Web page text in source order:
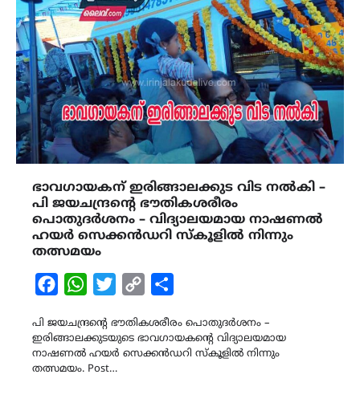
ഭാവഗായകന് ഇരിങ്ങാലക്കുട വിട നൽകി –
പി ജയചന്ദ്രന്‍റെ ഭൗതികശരീരം
പൊതുദർശനം – വിദ്യാലയമായ നാഷണൽ
ഹയർ സെക്കൻഡറി സ്കൂളിൽ നിന്നും
തത്സമയം
FacebookWhatsAppTwitterCopy
പി ജയചന്ദ്രന്‍റെ ഭൗതികശരീരം പൊതുദർശനം –
ഇരിങ്ങാലക്കുടയുടെ ഭാവഗായകന്‍റെ വിദ്യാലയമായ
നാഷണൽ ഹയർ സെക്കൻഡറി സ്കൂളിൽ നിന്നും
തത്സമയം. Post…